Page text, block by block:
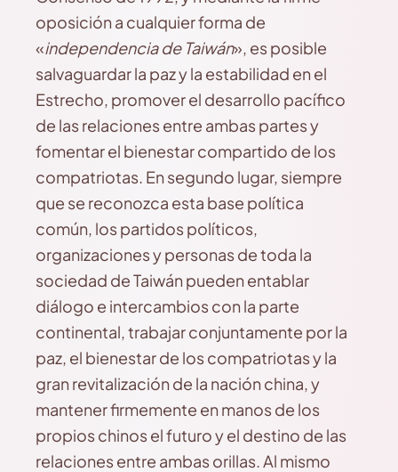
oposición a cualquier forma de
«independencia de Taiwán», es posible
salvaguardar la paz y la estabilidad en el
Estrecho, promover el desarrollo pacífico
de las relaciones entre ambas partes y
fomentar el bienestar compartido de los
compatriotas. En segundo lugar, siempre
que se reconozca esta base política
común, los partidos políticos,
organizaciones y personas de toda la
sociedad de Taiwán pueden entablar
diálogo e intercambios con la parte
continental, trabajar conjuntamente por la
paz, el bienestar de los compatriotas y la
gran revitalización de la nación china, y
mantener firmemente en manos de los
propios chinos el futuro y el destino de las
relaciones entre ambas orillas. Al mismo